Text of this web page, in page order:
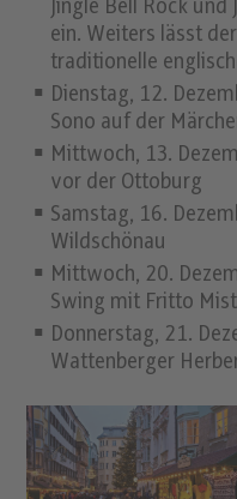
Jingle Bell Rock
ein. Weiters lässt
traditionelle
Dienstag, 12.
Sono auf der
Mittwoch, 13.
vor der Ottoburg
Samstag, 16.
Wildschönau
Mittwoch, 20.
Swing mit Fritto
Donnerstag, 21.
Wattenberger